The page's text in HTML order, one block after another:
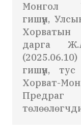
Монгол
гишүүн,
Хорватын
дарга
гишүүн,
Хорват-
Предраг